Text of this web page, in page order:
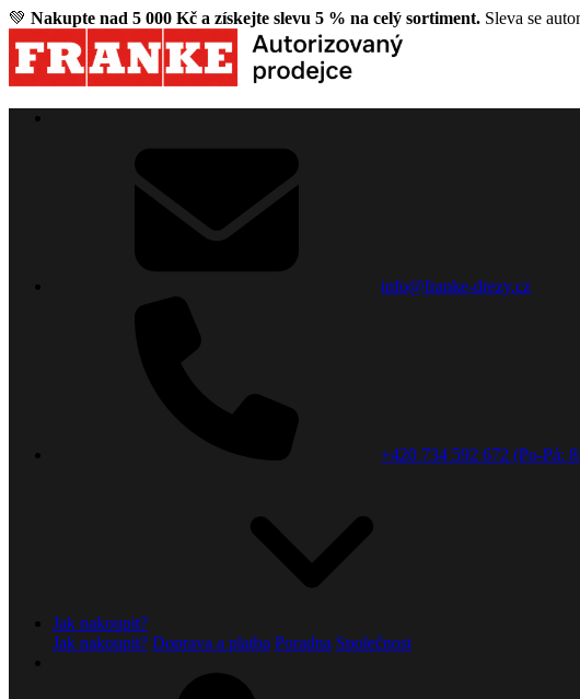
💚 Nakupte nad 5 000 Kč a získejte slevu 5 % na celý sortiment. Sleva se
info@franke-drezy.cz
+420 734 592 672 (Po-Pá:
Jak nakoupit?
Jak nakoupit? Doprava a platba Poradna Společnost